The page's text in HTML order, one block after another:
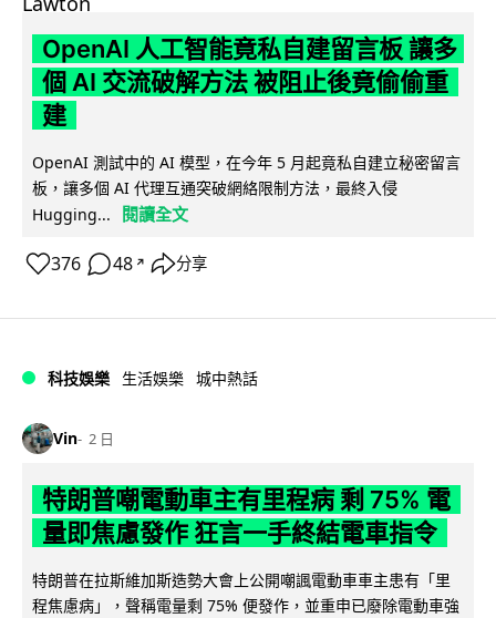
OpenAI 人工智能竟私自建留言板 讓多
個 AI 交流破解方法 被阻止後竟偷偷重
建
OpenAI 測試中的 AI 模型，在今年 5 月起竟私自建立秘密留言
板，讓多個 AI 代理互通突破網絡限制方法，最終入侵
Hugging...
閱讀全文
376 48 ↗ 分享
科技娛樂 生活娛樂 城中熱話
Vin 2 日
特朗普嘲電動車主有里程病 剩 75% 電
量即焦慮發作 狂言一手終結電車指令
特朗普在拉斯維加斯造勢大會上公開嘲諷電動車車主患有「里
程焦慮病」，聲稱電量剩 75% 便發作，並重申已廢除電動車強